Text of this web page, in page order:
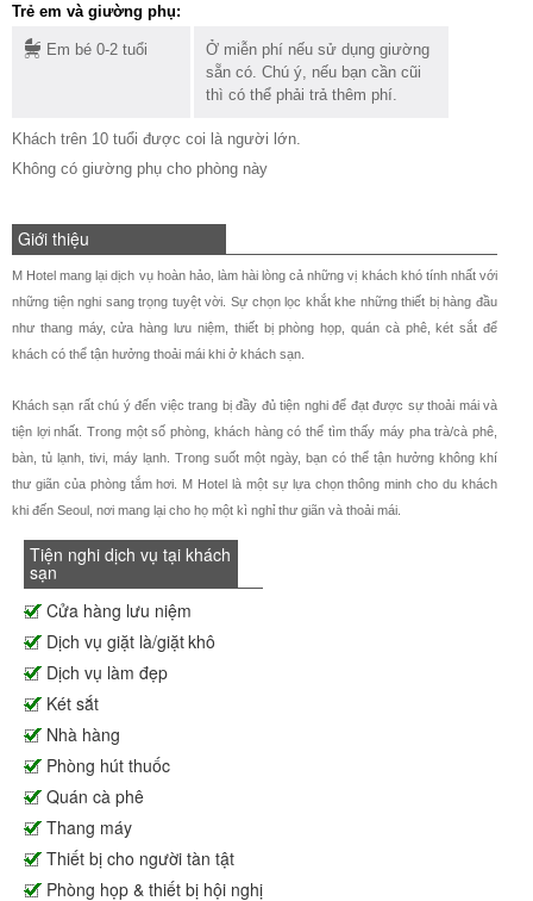
Trẻ em và giường phụ:
Em bé 0-2 tuổi
Ở miễn phí nếu sử dụng giường
sẵn có. Chú ý, nếu bạn cần cũi
thì có thể phải trả thêm phí.
Khách trên 10 tuổi được coi là người lớn.
Không có giường phụ cho phòng này
Giới thiệu
M Hotel mang lại dịch vụ hoàn hảo, làm hài lòng cả những vị khách khó tính nhất với
những tiện nghi sang trọng tuyệt vời. Sự chọn lọc khắt khe những thiết bị hàng đầu
như thang máy, cửa hàng lưu niệm, thiết bị phòng họp, quán cà phê, két sắt để
khách có thể tận hưởng thoải mái khi ở khách sạn.
Khách sạn rất chú ý đến việc trang bị đầy đủ tiện nghi để đạt được sự thoải mái và
tiện lợi nhất. Trong một số phòng, khách hàng có thể tìm thấy máy pha trà/cà phê,
bàn, tủ lạnh, tivi, máy lạnh. Trong suốt một ngày, bạn có thể tận hưởng không khí
thư giãn của phòng tắm hơi. M Hotel là một sự lựa chọn thông minh cho du khách
khi đến Seoul, nơi mang lại cho họ một kì nghỉ thư giãn và thoải mái.
Tiện nghi dịch vụ tại khách
sạn
Cửa hàng lưu niệm
Dịch vụ giặt là/giặt khô
Dịch vụ làm đẹp
Két sắt
Nhà hàng
Phòng hút thuốc
Quán cà phê
Thang máy
Thiết bị cho người tàn tật
Phòng họp & thiết bị hội nghị